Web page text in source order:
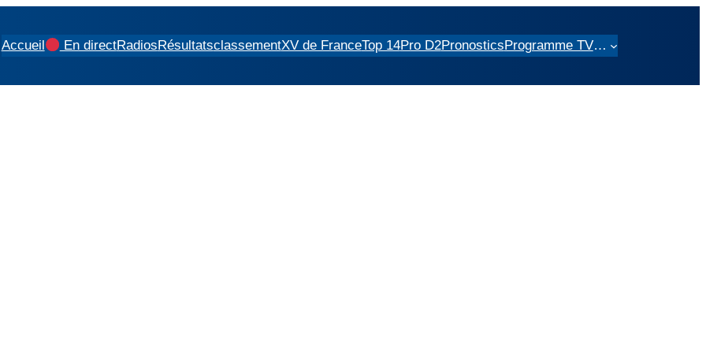
Accueil En directRadiosRésultatsclassementXV de FranceTop 14Pro D2PronosticsProgramme TV…